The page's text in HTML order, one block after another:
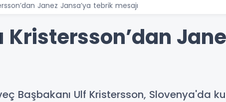
Janez Jansa’ya tebrik mesajı
Kristersson’dan
Başbakanı Ulf Kristersson, Slovenya'da